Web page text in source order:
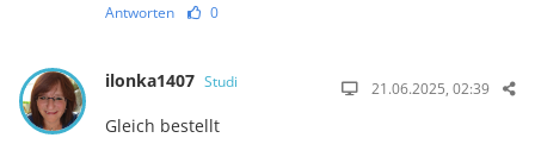
Antworten 0
ilonka1407 Studi 21.06.2025, 02:39
Gleich bestellt